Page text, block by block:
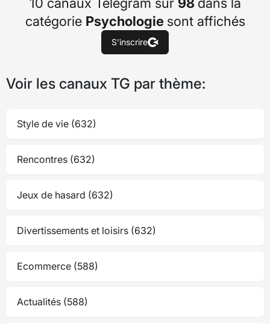
catégorie Psychologie sont affichés
S’inscrire
Voir les canaux TG par thème:
Style de vie (632)
Rencontres (632)
Jeux de hasard (632)
Divertissements et loisirs (632)
Ecommerce (588)
Actualités (588)